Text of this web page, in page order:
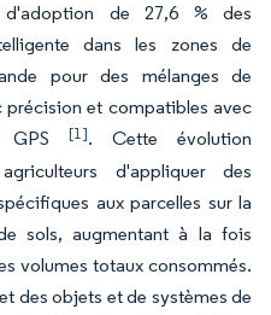
de 27,6 % des
dans les zones de
pour des mélanges de
et compatibles avec
GPS[1]. Cette évolution
d'appliquer des
aux parcelles sur la
sols, augmentant à la fois
volumes totaux consommés.
des objets et de systèmes de